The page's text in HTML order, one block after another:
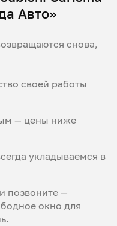
Авто»
снова,
своей работы
— цены ниже
укладываемся в
позвоните —
окно для